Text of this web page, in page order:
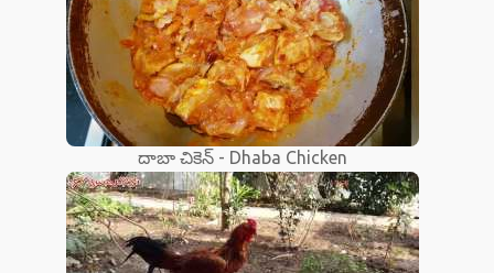
దాబా చికెన్ - Dhaba Chicken